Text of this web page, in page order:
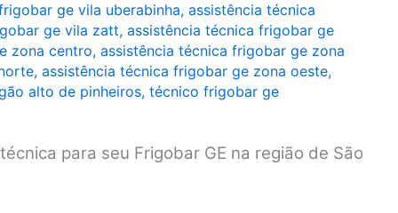
ge vila uberabinha, assistência técnica
ge vila zatt, assistência técnica frigobar ge
zona centro, assistência técnica frigobar ge zona
, assistência técnica frigobar ge zona oeste,
alto de pinheiros, técnico frigobar ge
para seu Frigobar GE na região de São